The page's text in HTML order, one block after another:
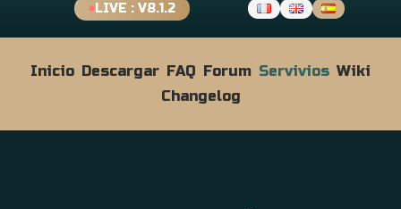
LIVE : V8.1.2
Inicio Descargar FAQ Forum Servivios Wiki
Changelog